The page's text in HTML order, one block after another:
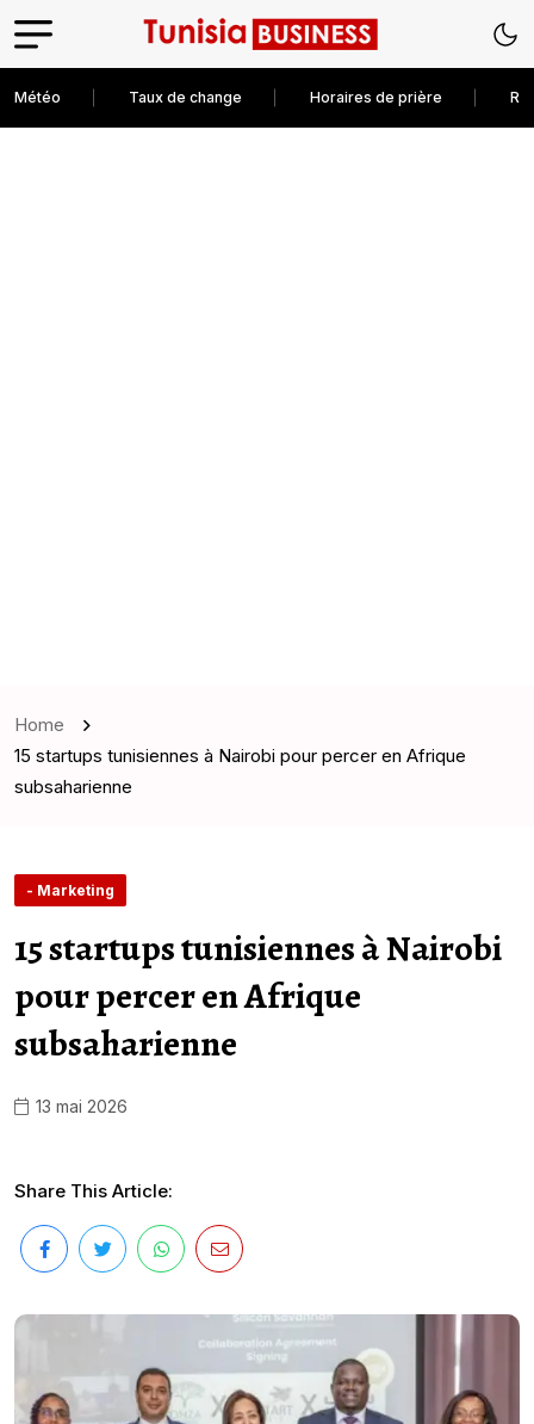
Météo Taux de change Horaires de prière
Home
15 startups tunisiennes à Nairobi pour percer en Afrique
subsaharienne
- Marketing
15 startups tunisiennes à Nairobi
pour percer en Afrique
subsaharienne
13 mai 2026
Share This Article: